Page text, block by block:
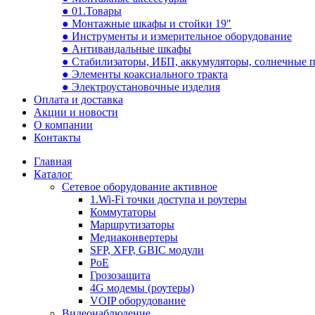
● 01.Товары
● Монтажные шкафы и стойки 19"
● Инструменты и измерительное оборудование
● Антивандальные шкафы
● Стабилизаторы, ИБП, аккумуляторы, солнечные
● Элементы коаксиального тракта
● Электроустановочные изделия
Оплата и доставка
Акции и новости
О компании
Контакты
Главная
Каталог
Сетевое оборудование активное
1.Wi-Fi точки доступа и роутеры
Коммутаторы
Маршрутизаторы
Медиаконвертеры
SFP, XFP, GBIC модули
PoE
Грозозащита
4G модемы (роутеры)
VOIP оборудование